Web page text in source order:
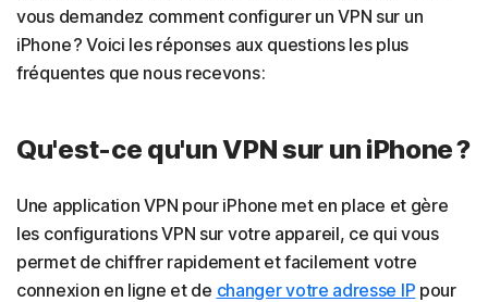
vous demandez comment configurer un VPN sur un
iPhone ? Voici les réponses aux questions les plus
fréquentes que nous recevons :
Qu'est-ce qu'un VPN sur un iPhone ?
Une application VPN pour iPhone met en place et gère
les configurations VPN sur votre appareil, ce qui vous
permet de chiffrer rapidement et facilement votre
connexion en ligne et de changer votre adresse IP pour